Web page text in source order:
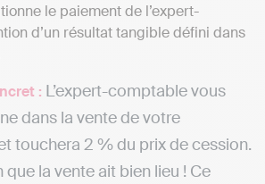
le paiement de l’expert-
d’un résultat tangible défini dans
: L’expert-comptable vous
dans la vente de votre
touchera 2 % du prix de cession.
la vente ait bien lieu ! Ce